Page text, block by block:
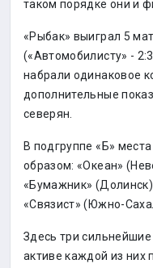
таком порядке они и
«Рыбак» выиграл 5
(«Автомобилисту» -
набрали одинаковое
дополнительные
северян.
В подгруппе «Б»
образом: «Океан»
«Бумажник»
«Связист» (Южно-
Здесь три
активе каждой из них